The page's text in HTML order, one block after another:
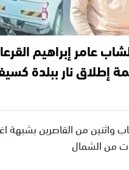
عامر إبراهيم
إطلاق نار ببلدة
واثنين من القاصرين بشبهة
من الشمال